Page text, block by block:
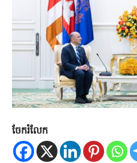
ចែករំលែក